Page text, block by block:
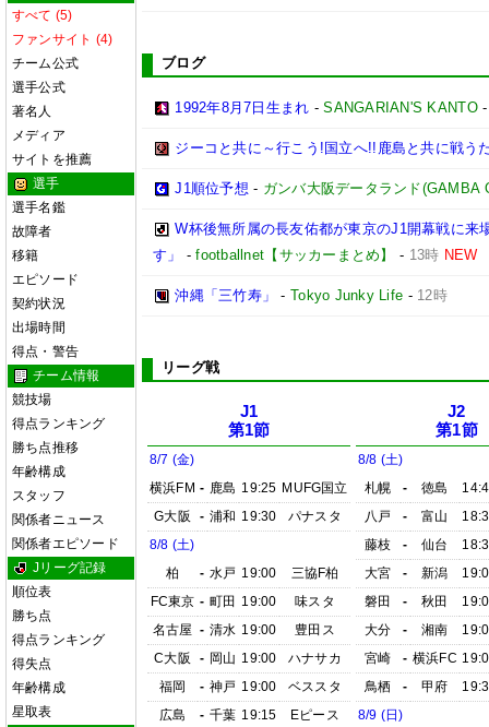
すべて (5)
ファンサイト (4)
チーム公式
選手公式
著名人
メディア
サイトを推薦
選手
選手名鑑
故障者
移籍
エピソード
契約状況
出場時間
得点・警告
チーム情報
競技場
得点ランキング
勝ち点推移
年齢構成
スタッフ
関係者ニュース
関係者エピソード
Jリーグ記録
順位表
勝ち点
得点ランキング
得失点
年齢構成
星取表
ブログ
1992年8月7日生まれ -SANGARIAN'S KANTO
ジーコと共に～行こう!国立へ!!鹿島と共に戦う
J1順位予想 - ガンバ大阪データランド(GAMBA
W杯後無所属の長友佑都が東京のJ1開幕戦に来
す」
-footballnet【サッカーまとめ】 - 13時 NEW
沖縄「三竹寿」 - Tokyo Junky Life - 12時
リーグ戦
J1
第1節
8/7 (金)
横浜FM - 鹿島 19:25 MUFG国立
G大阪
- 浦和 19:30
パナスタ
8/8 (土)
柏
- 水戸 19:00
三協F柏
FC東京 - 町田 19:00
味スタ
名古屋 - 清水 19:00
豊田ス
C大阪
- 岡山 19:00
ハナサカ
福岡
- 神戸 19:00
ベススタ
広島
- 千葉 19:15
Eピース
J2
第1節
8/8 (土)
札幌
- 徳島
八戸
- 富山
藤枝
- 仙台
大宮
- 新潟
磐田
- 秋田
大分
- 湘南
宮崎
- 横浜FC
鳥栖
- 甲府
8/9 (日)